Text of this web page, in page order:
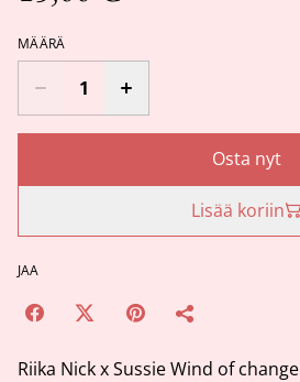
MÄÄRÄ
Osta nyt
Lisää koriin
JAA
Riika Nick x Sussie Wind of change